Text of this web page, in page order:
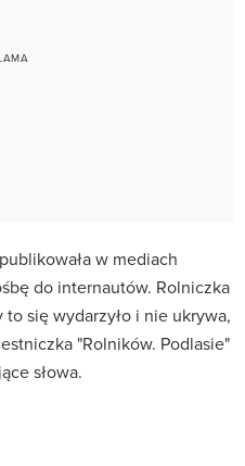
w mediach
do internautów. Rolniczka
się wydarzyło i nie ukrywa,
"Rolników. Podlasie"
słowa.